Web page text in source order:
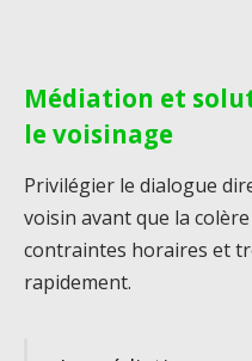
Médiation et
le voisinage
Privilégier le dialogue
voisin avant que la
contraintes horaires et
rapidement.